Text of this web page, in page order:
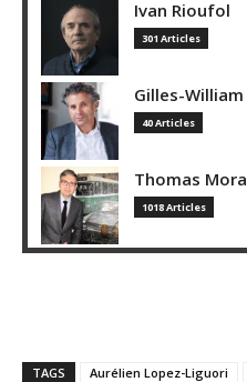
Ivan Rioufol
301 Articles
Gilles-
40 Articles
Thomas
1018 Articles
TAGS Aurélien Lopez-Liguori